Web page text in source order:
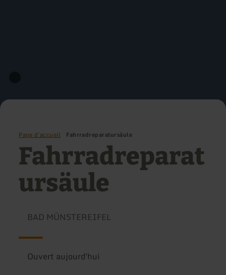
Page d'accueil Fahrradreparatursäule
Fahrradreparat
ursäule
BAD MÜNSTEREIFEL
Ouvert aujourd'hui